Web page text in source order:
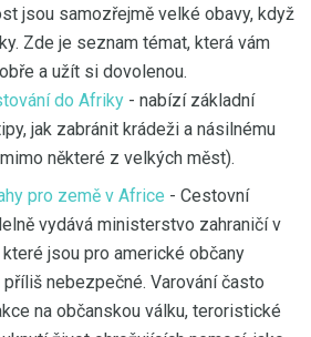
jsou samozřejmě velké obavy, když
Zde je seznam témat, která vám
a užít si dovolenou.
do Afriky - nabízí základní
jak zabránit krádeži a násilnému
některé z velkých měst).
pro země v Africe - Cestovní
vydává ministerstvo zahraničí v
jsou pro americké občany
nebezpečné. Varování často
na občanskou válku, teroristické